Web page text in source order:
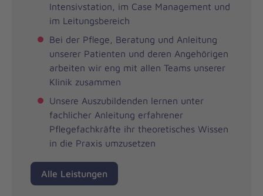
Intensivstation, im Case Management und
im Leitungsbereich
Bei der Pflege, Beratung und Anleitung
unserer Patienten und deren Angehörigen
arbeiten wir eng mit allen Teams unserer
Klinik zusammen
Unsere Auszubildenden lernen unter
fachlicher Anleitung erfahrener
Pflegefachkräfte ihr theoretisches Wissen
in die Praxis umzusetzen
Alle Leistungen